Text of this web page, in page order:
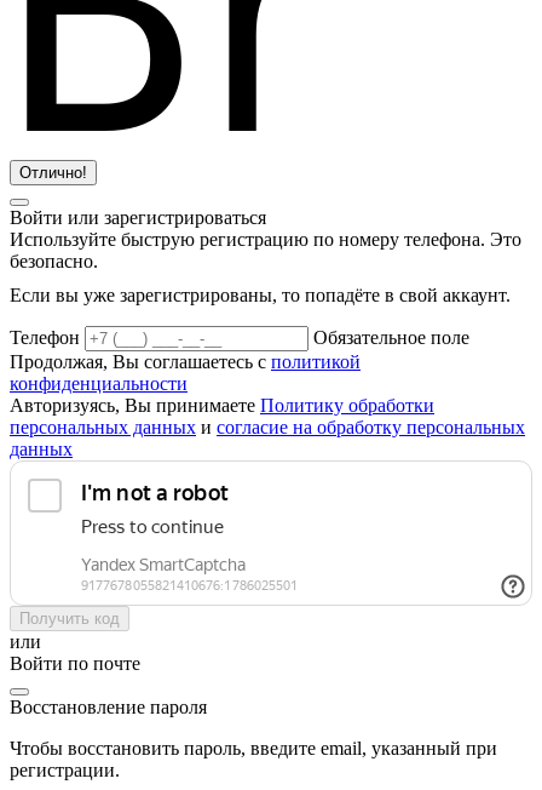
Отлично!
Войти или зарегистрироваться
Используйте быструю регистрацию по номеру телефона. Это
безопасно.
Если вы уже зарегистрированы, то попадёте в свой аккаунт.
Телефон
Обязательное поле
Продолжая, Вы соглашаетесь с политикой
конфиденциальности
Авторизуясь, Вы принимаете Политику обработки
персональных данных и согласие на обработку персональных
данных
Получить код
или
Войти по почте
Восстановление пароля
Чтобы восстановить пароль, введите email, указанный при
регистрации.